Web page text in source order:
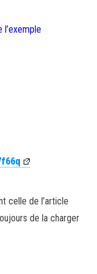
celle de l’article
de la charger